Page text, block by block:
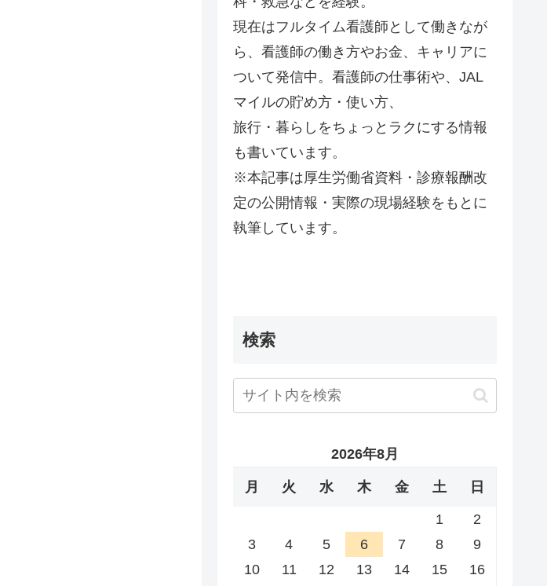
現在はフルタイム看護師として働きなが
ら、看護師の働き方やお金、キャリアに
ついて発信中。看護師の仕事術や、JAL
マイルの貯め方・使い方、
旅行・暮らしをちょっとラクにする情報
も書いています。
※本記事は厚生労働省資料・診療報酬改
定の公開情報・実際の現場経験をもとに
執筆しています。
検索
2026年8月
月 火 水 木 金 土 日
1
2
3
4 5 6 7 8
9
10
11 12 13 14 15
16